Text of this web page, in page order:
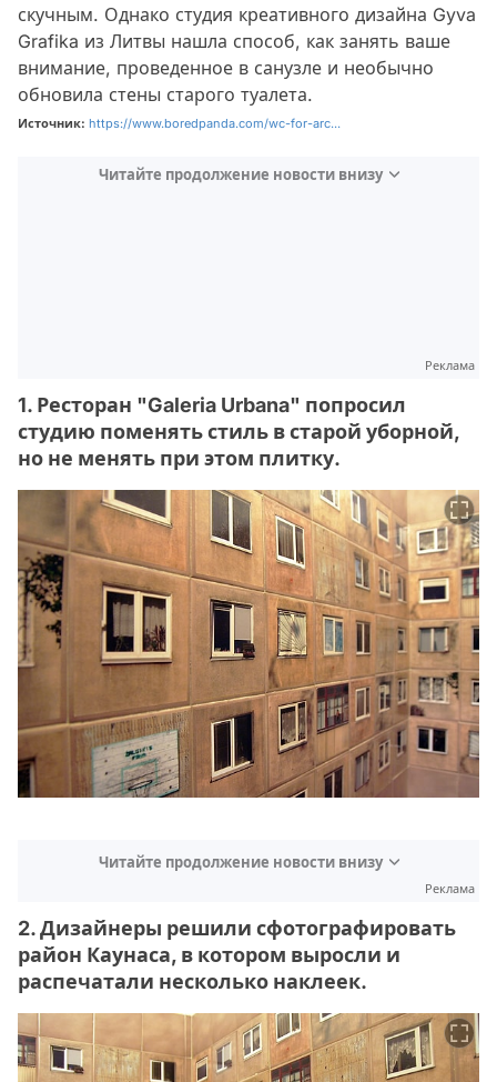
скучным. Однако студия креативного дизайна Gyva
Grafika из Литвы нашла способ, как занять ваше
внимание, проведенное в санузле и необычно
обновила стены старого туалета.
Источник: https://www.boredpanda.com/wc-for-arc...
Читайте продолжение новости внизу
Реклама
1. Ресторан "Galeria Urbana" попросил
студию поменять стиль в старой уборной,
но не менять при этом плитку.
Читайте продолжение новости внизу
Реклама
2. Дизайнеры решили сфотографировать
район Каунаса, в котором выросли и
распечатали несколько наклеек.